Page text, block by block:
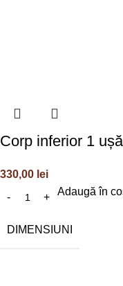
Corp inferior 1
330,00 lei
Adaugă în
DIMENSIUNI